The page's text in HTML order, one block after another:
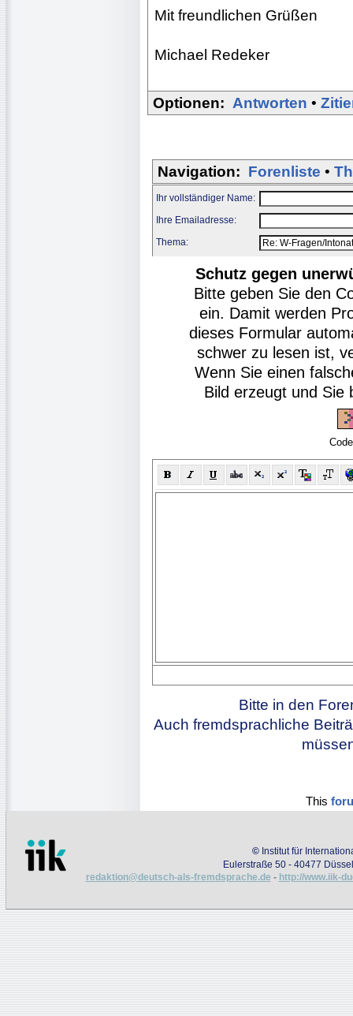
Mit freundlichen Grüßen
Michael Redeker
Optionen: Antworten •
Navigation: Forenliste •
Ihr vollständiger Name:
Ihre Emailadresse:
Thema:
Schutz gegen
Bitte geben Sie den
ein. Damit werden
dieses Formular
schwer zu lesen ist,
Wenn Sie einen
Bild erzeugt und Sie
Bitte in den
Auch fremdsprachliche
This
© Institut für
Eulerstraße 50 - 40477
redaktion@deutsch-als-fremdsprache.de - http://www.iik-